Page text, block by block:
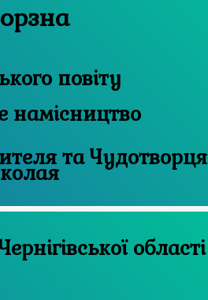
повіту
намісництво
та Чудотворця
архів Чернігівської області